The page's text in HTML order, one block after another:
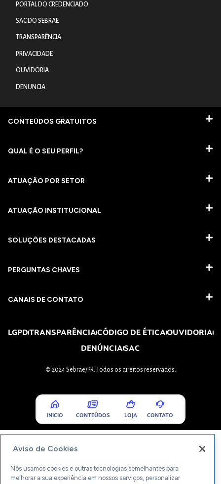
PORTAL DO CREDENCIADO
SAC DO SEBRAE
TRANSPARÊNCIA
PRIVACIDADE
OUVIDORIA
DENUNCIA
CONTEÚDOS GRATUITOS
QUAL É O SEU PERFIL?
ATUAÇÃO POR SETOR
ATUAÇÃO INSTITUCIONAL
SOLUÇÕES DESTACADAS
PERGUNTAS CHAVES​
CANAIS DE CONTATO
LGPDTRANSPARÊNCIACÓDIGO DE ÉTICAOUVIDORIA
DENÚNCIASAC
© 2024 Sebrae/PR. Todos os direitos reservados.
INICIO CONTEÚDOS LOJA CONTATO
Aviso de Cookies
Nós usamos cookies e outras tecnologias semelhantes para
melhorar a sua experiência em nossos serviços, personalizar